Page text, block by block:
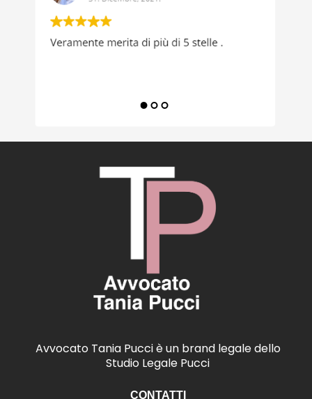
Avvocato Tania Pucci è un brand legale dello
Studio Legale Pucci
CONTATTI